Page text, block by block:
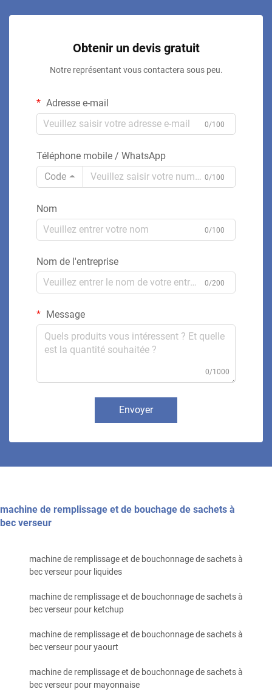
Obtenir un devis gratuit
Notre représentant vous contactera sous peu.
Adresse e-mail
0/100
Téléphone mobile / WhatsApp
Code
0/100
Nom
0/100
Nom de l'entreprise
0/200
Message
0/1000
Envoyer
machine de remplissage et de bouchage de sachets à
bec verseur
machine de remplissage et de bouchonnage de sachets à
bec verseur pour liquides
machine de remplissage et de bouchonnage de sachets à
bec verseur pour ketchup
machine de remplissage et de bouchonnage de sachets à
bec verseur pour yaourt
machine de remplissage et de bouchonnage de sachets à
bec verseur pour mayonnaise